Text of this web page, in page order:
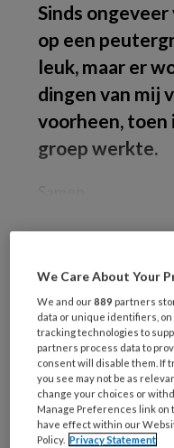
Sinds
op een
leuk, maar er
dingen van mij
voorheen, toen
groep werkte.
Wil je
Maak gratis
Al een account
We Care About Your
We and our889 partners
data or unique identifiers,
tracking technologies to
partners process data to
consent will disable them. If
you see may not be as
change your choices or
Manage Preferences link on
have effect within our
Policy. Privacy Statement